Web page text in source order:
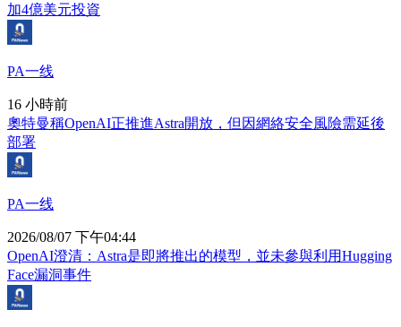
加4億美元投資
PA一线
16 小時前
奧特曼稱OpenAI正推進Astra開放，但因網絡安全風險需延後
部署
PA一线
2026/08/07 下午04:44
OpenAI澄清：Astra是即將推出的模型，並未參與利用Hugging
Face漏洞事件